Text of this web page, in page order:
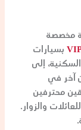
مخصصة
بسيارات
إلى
آخر في
24 ساعة، وسائقين محترفين
والزوار.